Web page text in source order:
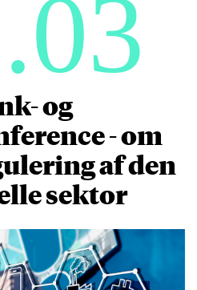
og
- om
af den
sektor